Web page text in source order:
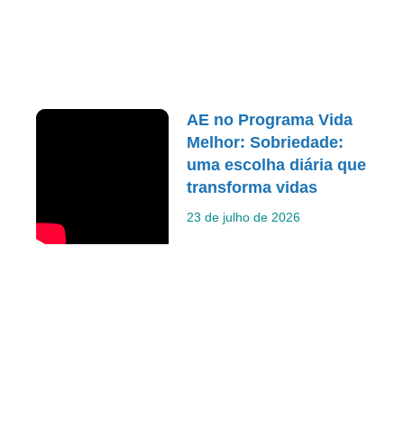
AE no Programa Vida
Melhor: Sobriedade:
uma escolha diária que
transforma vidas
23 de julho de 2026